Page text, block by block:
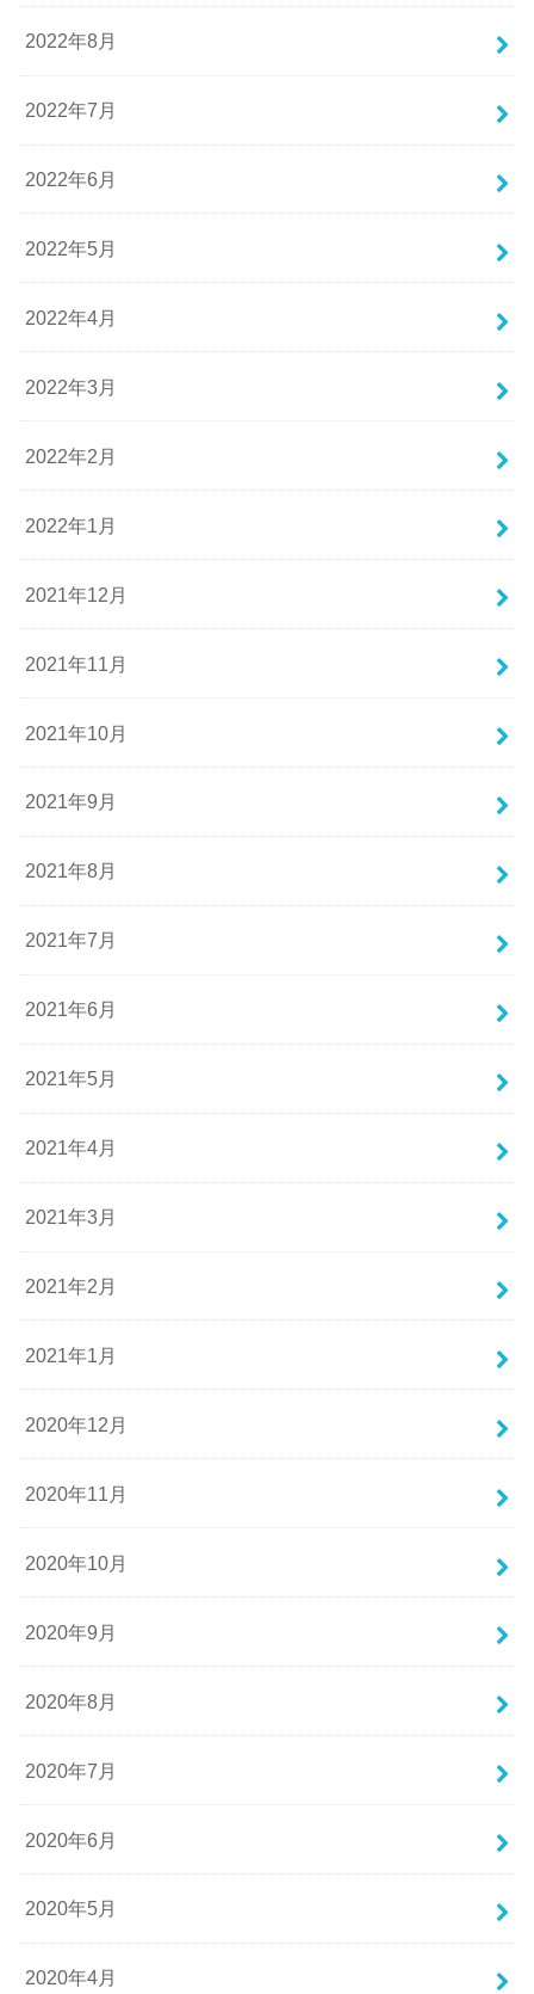
2022年8月
2022年7月
2022年6月
2022年5月
2022年4月
2022年3月
2022年2月
2022年1月
2021年12月
2021年11月
2021年10月
2021年9月
2021年8月
2021年7月
2021年6月
2021年5月
2021年4月
2021年3月
2021年2月
2021年1月
2020年12月
2020年11月
2020年10月
2020年9月
2020年8月
2020年7月
2020年6月
2020年5月
2020年4月